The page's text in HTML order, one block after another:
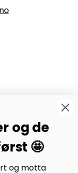
Facebook og
31.000
bilder og
og de
🤩
og motta